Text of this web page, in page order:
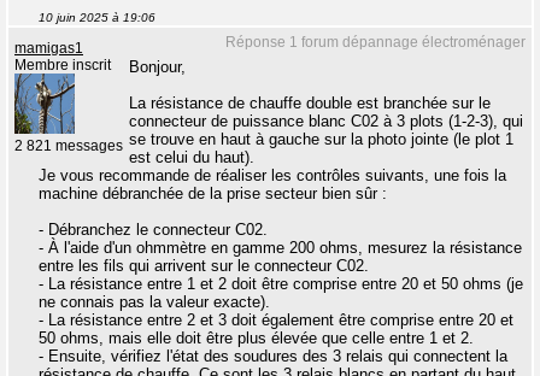
10 juin 2025 à 19:06
Réponse 1 forum dépannage électroménager
mamigas1
Membre inscrit
2 821 messages
Bonjour,
La résistance de chauffe double est branchée sur le
connecteur de puissance blanc C02 à 3 plots (1-2-3), qui
se trouve en haut à gauche sur la photo jointe (le plot 1
est celui du haut).
Je vous recommande de réaliser les contrôles suivants, une fois la
machine débranchée de la prise secteur bien sûr :
- Débranchez le connecteur C02.
- À l'aide d'un ohmmètre en gamme 200 ohms, mesurez la résistance
entre les fils qui arrivent sur le connecteur C02.
- La résistance entre 1 et 2 doit être comprise entre 20 et 50 ohms (je
ne connais pas la valeur exacte).
- La résistance entre 2 et 3 doit également être comprise entre 20 et
50 ohms, mais elle doit être plus élevée que celle entre 1 et 2.
- Ensuite, vérifiez l'état des soudures des 3 relais qui connectent la